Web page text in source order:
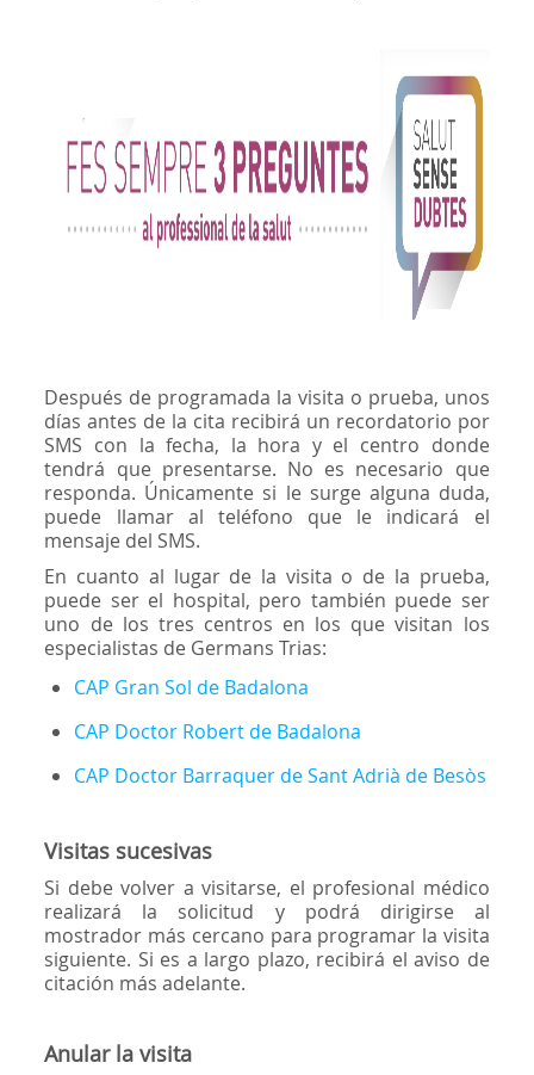
Después de programada la visita o prueba, unos
días antes de la cita recibirá un recordatorio por
SMS con la fecha, la hora y el centro donde
tendrá que presentarse. No es necesario que
responda. Únicamente si le surge alguna duda,
puede llamar al teléfono que le indicará el
mensaje del SMS.
En cuanto al lugar de la visita o de la prueba,
puede ser el hospital, pero también puede ser
uno de los tres centros en los que visitan los
especialistas de Germans Trias:
CAP Gran Sol de Badalona
CAP Doctor Robert de Badalona
CAP Doctor Barraquer de Sant Adrià de Besòs
Visitas sucesivas
Si debe volver a visitarse, el profesional médico
realizará la solicitud y podrá dirigirse al
mostrador más cercano para programar la visita
siguiente. Si es a largo plazo, recibirá el aviso de
citación más adelante.
Anular la visita